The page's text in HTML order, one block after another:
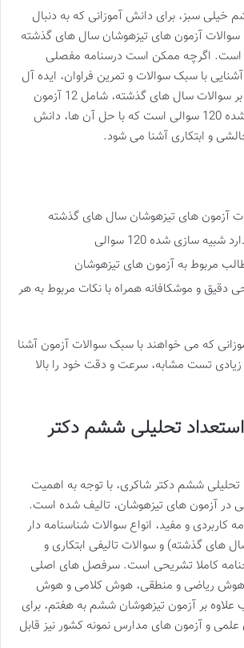
سبز، برای دانش آموزانی که به دنبال
سوالات آزمون های تیزهوشان سال های گذشته
است. اگرچه ممکن است درسنامه مفصلی
آشنایی با سبک سوالات و تمرین فراوان، ایده آل
است. این کتاب علاوه بر سوالات سال های گذشته، شامل 12 آزمون
استاندارد شبیه سازی شده 120 سوالی است که با حل آن ها، دانش
و ابتکاری آشنا می شود.
آزمون های تیزهوشان سال های گذشته
مربوط به آزمون های تیزهوشان
دقیق و موشکافانه همراه با نکات مربوط به هر
که می خواهند با سبک سوالات آزمون آشنا
زیادی تست مشابه، سرعت و دقت خود را بالا
تحلیلی ششم دکتر
ششم دکتر شاکری، با توجه به اهمیت
در آزمون های تیزهوشان، تالیف شده است.
کاربردی و مفید، انواع سوالات شناسنامه دار
های گذشته) و سوالات تالیفی ابتکاری و
کاملا تشریحی است. سرفصل های اصلی
ریاضی و منطقی، هوش کلامی و هوش
بر آزمون تیزهوشان ششم به هفتم، برای
علمی و آزمون های مدارس نمونه کشور نیز قابل